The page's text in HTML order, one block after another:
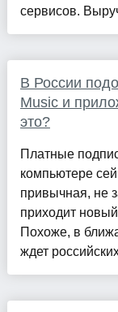
сервисов.
В России
Music и
это?
Платные
компьютере
привычная, не
приходит
Похоже, в
ждет